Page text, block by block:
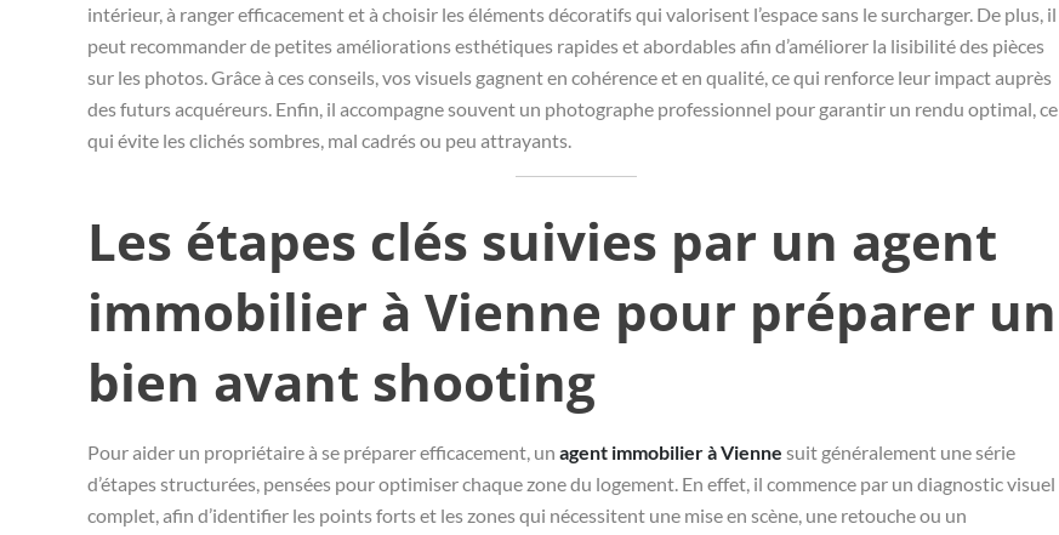
intérieur, à ranger efficacement et à choisir les éléments décoratifs qui valorisent l’espace sans le surcharger. De plus, il
peut recommander de petites améliorations esthétiques rapides et abordables afin d’améliorer la lisibilité des pièces
sur les photos. Grâce à ces conseils, vos visuels gagnent en cohérence et en qualité, ce qui renforce leur impact auprès
des futurs acquéreurs. Enfin, il accompagne souvent un photographe professionnel pour garantir un rendu optimal, ce
qui évite les clichés sombres, mal cadrés ou peu attrayants.
Les étapes clés suivies par un agent
immobilier à Vienne pour préparer un
bien avant shooting
Pour aider un propriétaire à se préparer efficacement, un agent immobilier à Vienne suit généralement une série
d’étapes structurées, pensées pour optimiser chaque zone du logement. En effet, il commence par un diagnostic visuel
complet, afin d’identifier les points forts et les zones qui nécessitent une mise en scène, une retouche ou un